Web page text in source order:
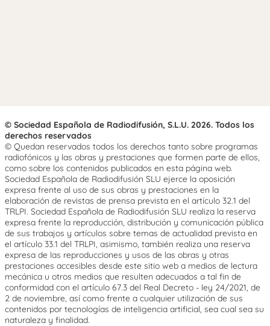
© Sociedad Española de Radiodifusión, S.L.U. 2026. Todos los
derechos reservados
© Quedan reservados todos los derechos tanto sobre programas
radiofónicos y las obras y prestaciones que formen parte de ellos,
como sobre los contenidos publicados en esta página web.
Sociedad Española de Radiodifusión SLU ejerce la oposición
expresa frente al uso de sus obras y prestaciones en la
elaboración de revistas de prensa prevista en el artículo 32.1 del
TRLPI. Sociedad Española de Radiodifusión SLU realiza la reserva
expresa frente la reproducción, distribución y comunicación pública
de sus trabajos y artículos sobre temas de actualidad prevista en
el artículo 33.1 del TRLPI, asimismo, también realiza una reserva
expresa de las reproducciones y usos de las obras y otras
prestaciones accesibles desde este sitio web a medios de lectura
mecánica u otros medios que resulten adecuados a tal fin de
conformidad con el artículo 67.3 del Real Decreto - ley 24/2021, de
2 de noviembre, así como frente a cualquier utilización de sus
contenidos por tecnologías de inteligencia artificial, sea cual sea su
naturaleza y finalidad.